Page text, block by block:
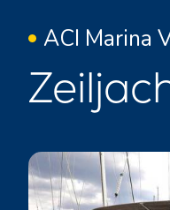
ACI Marina